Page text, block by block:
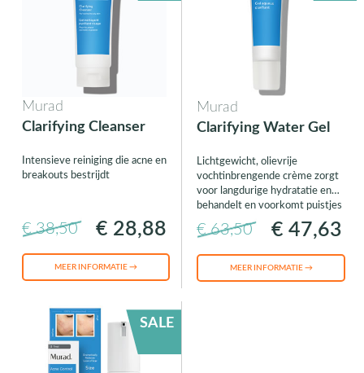
Murad
Clarifying Cleanser
Intensieve reiniging die acne en
breakouts bestrijdt
€ 38,50 € 28,88
MEER INFORMATIE →
Murad
Clarifying Water Gel
Lichtgewicht, olievrije
vochtinbrengende crème zorgt
voor langdurige hydratatie en
behandelt en voorkomt puistjes
€ 63,50 € 47,63
MEER INFORMATIE →
SALE